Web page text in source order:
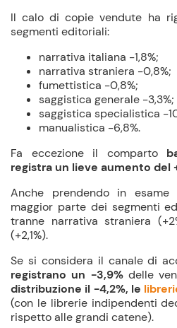
Il calo di copie vendute ha
segmenti editoriali:
narrativa italiana -1,8%;
narrativa straniera -0,8%;
fumettistica -0,8%;
saggistica generale -3,3%;
saggistica specialistica -
manualistica -6,8%.
Fa eccezione il comparto
registra un lieve aumento del
Anche prendendo in
maggior parte dei segmenti
tranne narrativa straniera
(+2,1%).
Se si considera il canale di
registrano un -3,9%delle
distribuzione il -4,2%, le
(con le librerie indipendenti
rispetto alle grandi catene).